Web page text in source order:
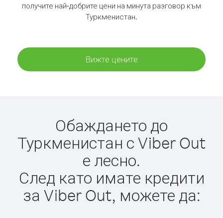
получите най-добрите цени на минута разговор към
Туркменистан.
Вижте цените
Обаждането до
Туркменистан с Viber Out
е лесно.
След като имате кредити
за Viber Out, можете да: